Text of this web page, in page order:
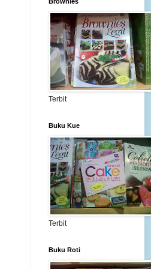
Terbit
Buku Kue
Terbit
Buku Roti